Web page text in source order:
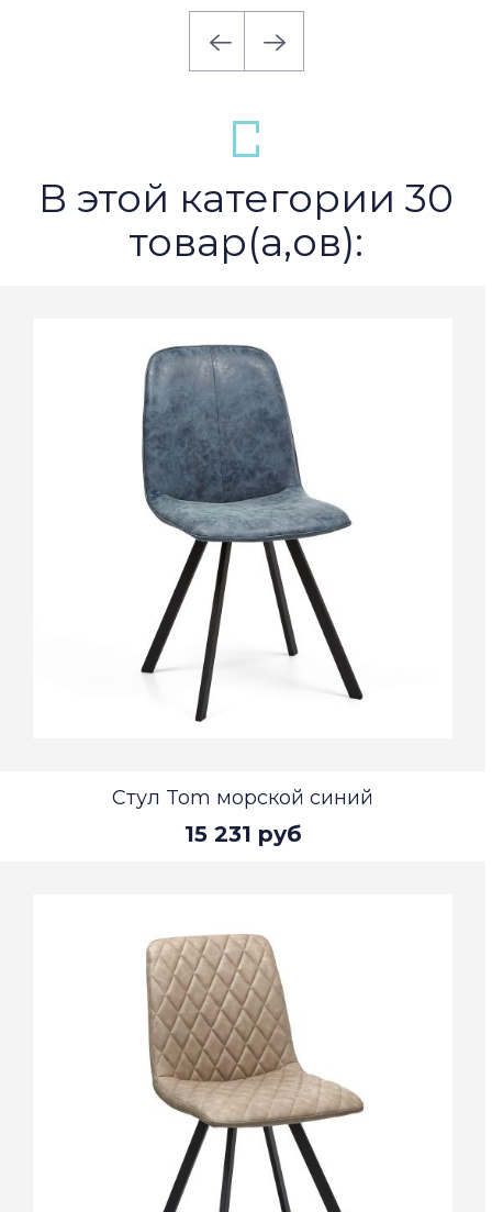
В этой категории 30
товар(а,ов):
Стул Tom морской синий
15 231 руб